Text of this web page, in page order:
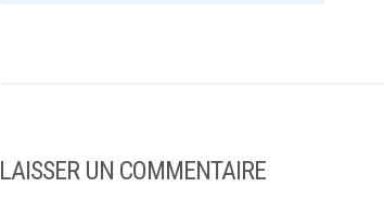
LAISSER UN COMMENTAIRE